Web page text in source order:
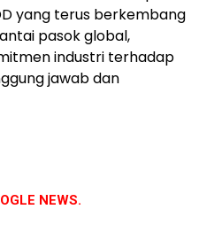
yang terus berkembang
pasok global,
industri terhadap
jawab dan
NEWS.